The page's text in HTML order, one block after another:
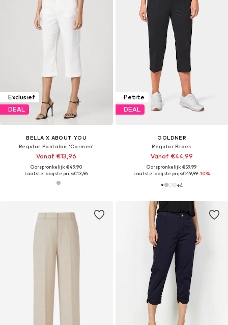
Exclusief
DEAL
BELLA X ABOUT YOU
Regular Pantalon 'Carmen'
Vanaf €13,96
Oorspronkelijk: €49,90
Laatste laagste prijs:€13,96
Petite
DEAL
GOLDNER
Regular Broek
Vanaf €44,99
Oorspronkelijk: €59,99
Laatste laagste prijs:€49,99-10%
+4